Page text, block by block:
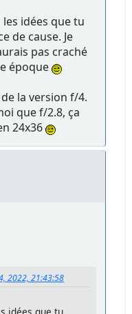
idées que tu
de cause. Je
pas craché
époque
la version f/4.
que f/2.8, ça
24x36
2022, 21:43:58